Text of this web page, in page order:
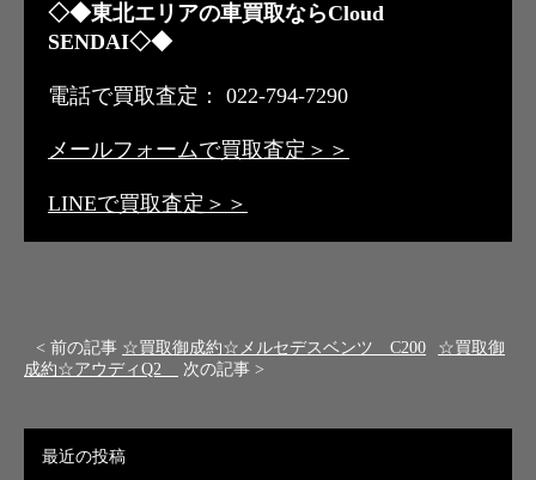
◇◆東北エリアの車買取ならCloud
SENDAI◇◆
電話で買取査定： 022-794-7290
メールフォームで買取査定＞＞
LINEで買取査定＞＞
< 前の記事 ☆買取御成約☆メルセデスベンツ C200
☆買取御
成約☆アウディQ2
次の記事 >
最近の投稿